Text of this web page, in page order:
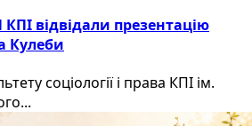
відвідали презентацію
Кулеби
соціології і права КПІ ім.